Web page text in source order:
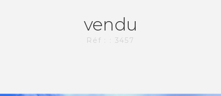
vendu
Réf : : 3457